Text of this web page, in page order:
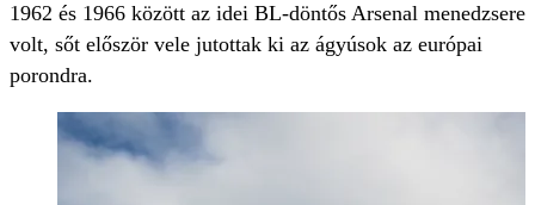
1962 és 1966 között az idei BL-döntős Arsenal menedzsere
volt, sőt először vele jutottak ki az ágyúsok az európai
porondra.